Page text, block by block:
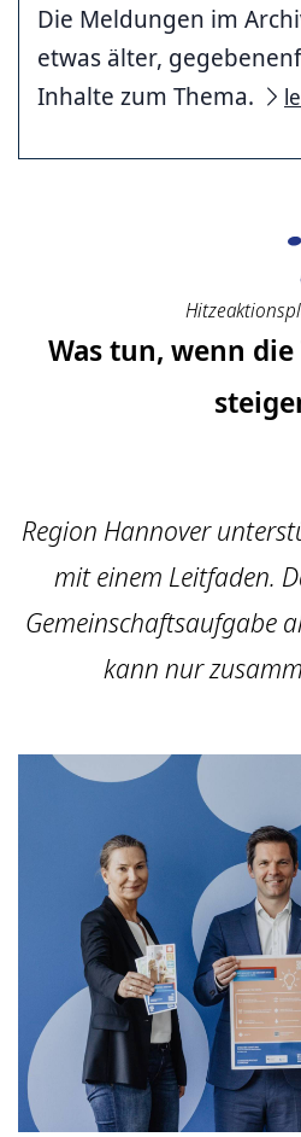
Die Meldungen im
etwas älter,
Inhalte zum Thema.
Was tun, wenn
Region Hannover
mit einem Leitfaden.
Gemeinschaftsaufgabe
kann nur